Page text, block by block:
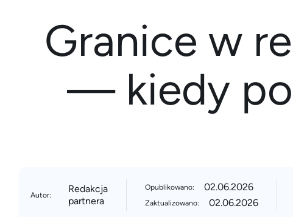
Granice w
— kiedy
Autor:
Redakcja
partnera
Opublikowano: 02.06.2026
Zaktualizowano: 02.06.2026